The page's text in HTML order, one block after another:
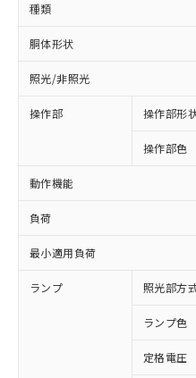
種類
胴体形状
照光/非照光
操作部 操作部形
操作部色
動作機能
負荷
最小適用負荷
ランプ 照光部方
ランプ色
定格電圧